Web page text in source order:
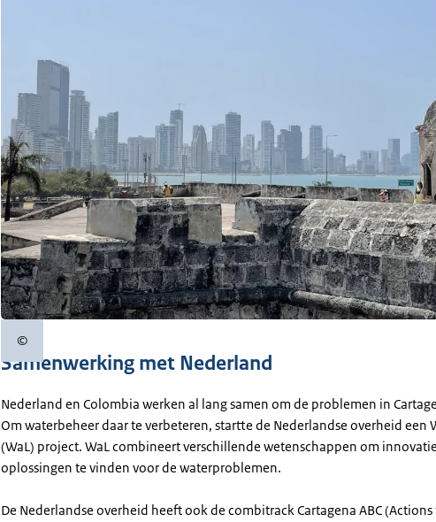
©Copyrightinformatie
Samenwerking met Nederland
Nederland en Colombia werken al lang samen om de problemen in
Om waterbeheer daar te verbeteren, startte de Nederlandse overheid een
(WaL) project. WaL combineert verschillende wetenschappen om
oplossingen te vinden voor de waterproblemen.
De Nederlandse overheid heeft ook de combitrack Cartagena ABC (Actions